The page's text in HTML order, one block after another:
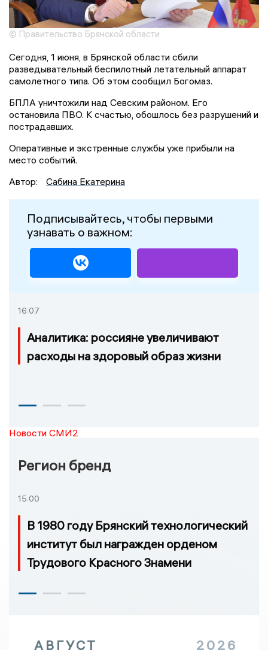
© Правительство Брянской области
Сегодня, 1 июня, в Брянской области сбили
разведывательный беспилотный летательный аппарат
самолетного типа. Об этом сообщил Богомаз.
БПЛА уничтожили над Севским районом. Его
остановила ПВО. К счастью, обошлось без разрушений и
пострадавших.
Оперативные и экстренные службы уже прибыли на
место событий.
Автор:
Сабина Екатерина
Подписывайтесь, чтобы первыми
узнавать о важном:
16:07
Аналитика: россияне увеличивают
расходы на здоровый образ жизни
Новости СМИ2
Регион бренд
15:00
В 1980 году Брянский технологический
институт был награжден орденом
Трудового Красного Знамени
АВГУСТ 2026